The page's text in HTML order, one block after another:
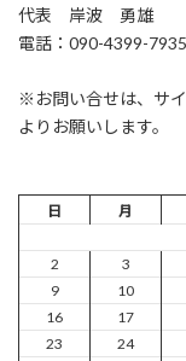
代表 岸波 勇雄
電話：090-4399-
※お問い合せは、サ
よりお願いします。
日
月
2
3
9
10
16
17
23
24